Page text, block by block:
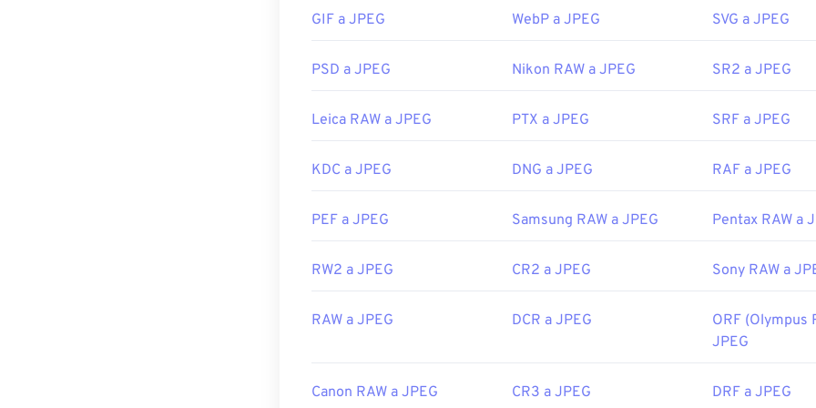
o navegador web predeterminado. Para seleccionar una aplicación específica
Los archivos JPEG se abren automáticamente en navegadores web populares
Preview.
Enlaces útiles:
https://www.lifewire.com/jpg-jpeg-file-4139913
GIF a JPEG WebP a JPEG SVG a JPEG
PSD a JPEG Nikon RAW a JPEG SR2 a JPEG
Leica RAW a JPEG PTX a JPEG SRF a JPEG
KDC a JPEG DNG a JPEG RAF a JPEG
PEF a JPEG Samsung RAW a JPEG Pentax RAW a
RW2 a JPEG CR2 a JPEG Sony RAW a
RAW a JPEG DCR a JPEG
ORF (Olympus
JPEG
Canon RAW a JPEG CR3 a JPEG DRF a JPEG